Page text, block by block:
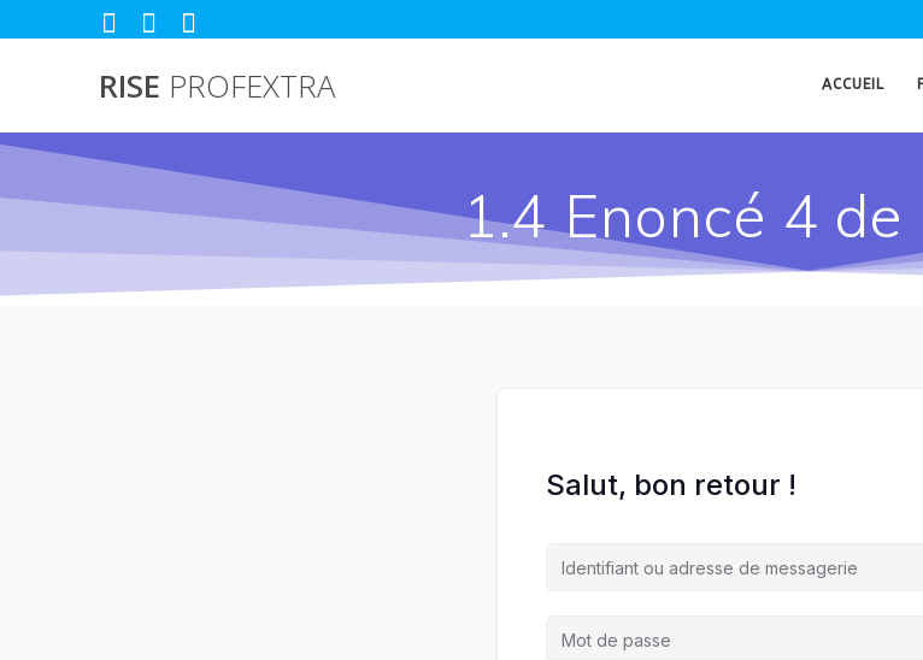
au
RISE PROFEXTRA ACCUEIL
1.4 Enoncé 4
Salut, bon retour !